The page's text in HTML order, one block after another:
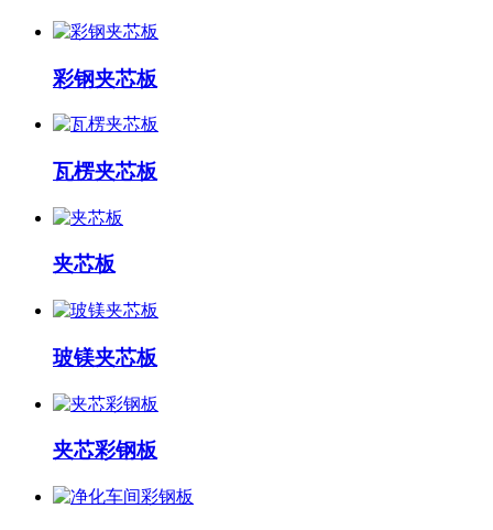
彩钢夹芯板
瓦楞夹芯板
夹芯板
玻镁夹芯板
夹芯彩钢板